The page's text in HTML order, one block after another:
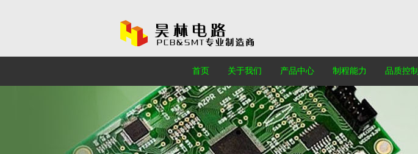
首页 关于我们 产品中心 制程能力 品质控制